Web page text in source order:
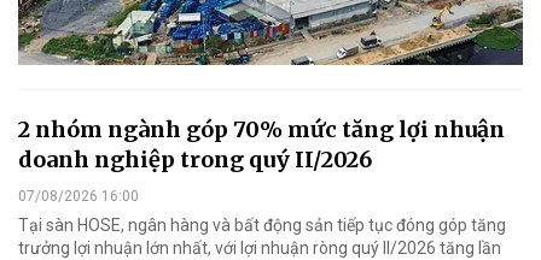
2 nhóm ngành góp 70% mức tăng lợi nhuận
doanh nghiệp trong quý II/2026
07/08/2026 16:00
Tại sàn HOSE, ngân hàng và bất động sản tiếp tục đóng góp tăng
trưởng lợi nhuận lớn nhất, với lợi nhuận ròng quý II/2026 tăng lần